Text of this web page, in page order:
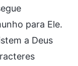
para Ele.
a Deus